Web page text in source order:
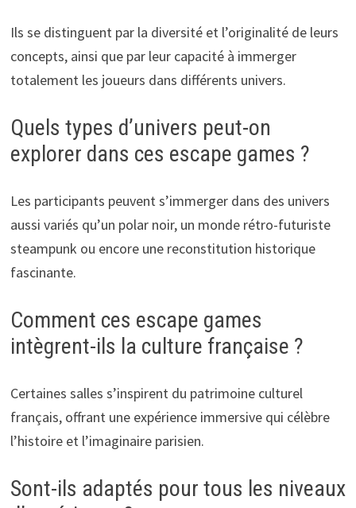
Ils se distinguent par la diversité et l’originalité de leurs
concepts, ainsi que par leur capacité à immerger
totalement les joueurs dans différents univers.
Quels types d’univers peut-on
explorer dans ces escape games ?
Les participants peuvent s’immerger dans des univers
aussi variés qu’un polar noir, un monde rétro-futuriste
steampunk ou encore une reconstitution historique
fascinante.
Comment ces escape games
intègrent-ils la culture française ?
Certaines salles s’inspirent du patrimoine culturel
français, offrant une expérience immersive qui célèbre
l’histoire et l’imaginaire parisien.
Sont-ils adaptés pour tous les niveaux